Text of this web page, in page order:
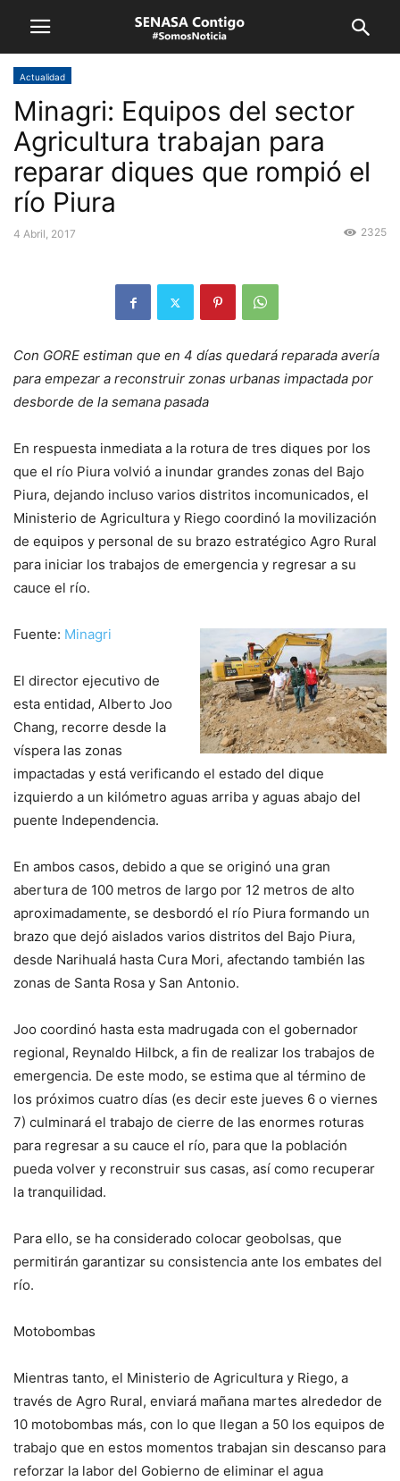
Actualidad
Minagri: Equipos del sector
Agricultura trabajan para
reparar diques que rompió el
río Piura
4 Abril, 2017 2325
Con GORE estiman que en 4 días quedará reparada avería
para empezar a reconstruir zonas urbanas impactada por
desborde de la semana pasada
En respuesta inmediata a la rotura de tres diques por los
que el río Piura volvió a inundar grandes zonas del Bajo
Piura, dejando incluso varios distritos incomunicados, el
Ministerio de Agricultura y Riego coordinó la movilización
de equipos y personal de su brazo estratégico Agro Rural
para iniciar los trabajos de emergencia y regresar a su
cauce el río.
Fuente: Minagri
El director ejecutivo de
esta entidad, Alberto Joo
Chang, recorre desde la
víspera las zonas
impactadas y está verificando el estado del dique
izquierdo a un kilómetro aguas arriba y aguas abajo del
puente Independencia.
En ambos casos, debido a que se originó una gran
abertura de 100 metros de largo por 12 metros de alto
aproximadamente, se desbordó el río Piura formando un
brazo que dejó aislados varios distritos del Bajo Piura,
desde Narihualá hasta Cura Mori, afectando también las
zonas de Santa Rosa y San Antonio.
Joo coordinó hasta esta madrugada con el gobernador
regional, Reynaldo Hilbck, a fin de realizar los trabajos de
emergencia. De este modo, se estima que al término de
los próximos cuatro días (es decir este jueves 6 o viernes
7) culminará el trabajo de cierre de las enormes roturas
para regresar a su cauce el río, para que la población
pueda volver y reconstruir sus casas, así como recuperar
la tranquilidad.
Para ello, se ha considerado colocar geobolsas, que
permitirán garantizar su consistencia ante los embates del
río.
Motobombas
Mientras tanto, el Ministerio de Agricultura y Riego, a
través de Agro Rural, enviará mañana martes alrededor de
10 motobombas más, con lo que llegan a 50 los equipos de
trabajo que en estos momentos trabajan sin descanso para
reforzar la labor del Gobierno de eliminar el agua